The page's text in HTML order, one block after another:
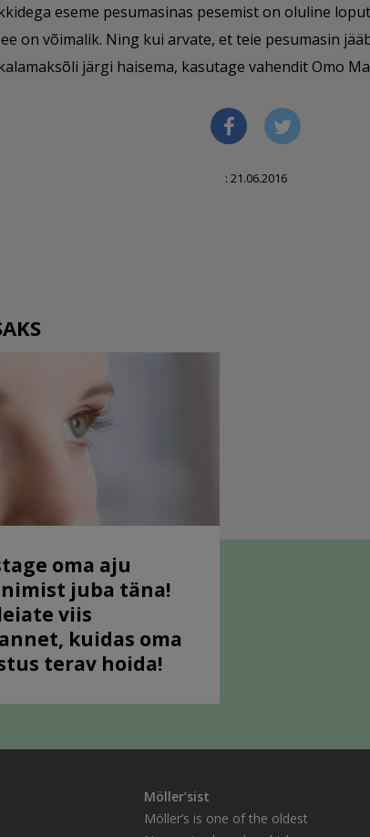
eseme pesumasinas pesemist on oluline
on võimalik. Ning kui arvate, et teie pesumasin
järgi haisema, kasutage vahendit Omo
: 21.06.2016
oma aju
juba täna!
viis
kuidas oma
terav hoida!
Möller’sist
Möller’s is one of the oldest